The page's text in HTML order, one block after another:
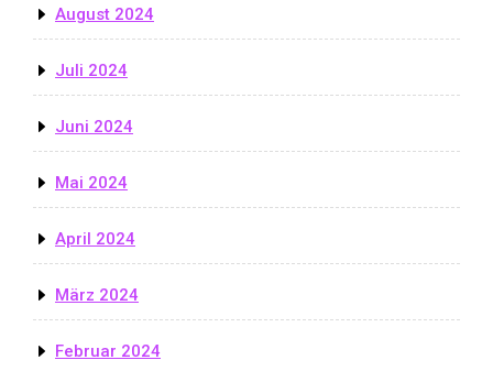
August 2024
Juli 2024
Juni 2024
Mai 2024
April 2024
März 2024
Februar 2024